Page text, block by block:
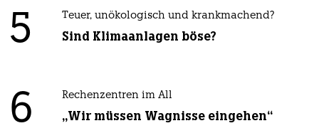
5 Teuer, unökologisch und krankmachend?
Sind Klimaanlagen böse?
6 Rechenzentren im All
„Wir müssen Wagnisse eingehen“